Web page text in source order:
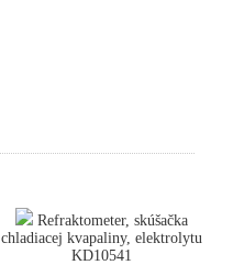
Refraktometer, skúšačka
chladiacej kvapaliny, elektrolytu
KD10541